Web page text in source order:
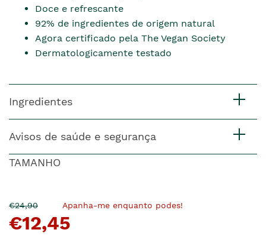
Doce e refrescante
92% de ingredientes de origem natural
Agora certificado pela The Vegan Society
Dermatologicamente testado
Ingredientes
Avisos de saúde e segurança
TAMANHO
O
pre�o
anterior
€24,90Agora
�
€12,45
Apanha-me enquanto podes!